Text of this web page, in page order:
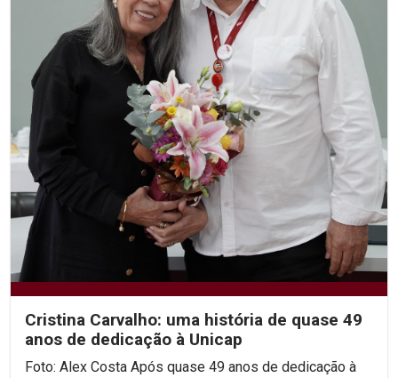
Cristina Carvalho: uma história de quase 49
anos de dedicação à Unicap
Foto: Alex Costa Após quase 49 anos de dedicação à